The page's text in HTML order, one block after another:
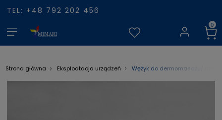
TEL: +48 792 202 456
Strona główna Eksploatacja urządzeń Wężyk do dermomasażu/